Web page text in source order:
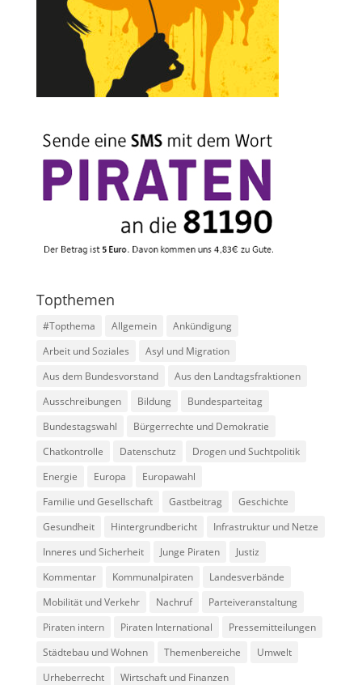
Topthemen
#Topthema Allgemein
Ankündigung
Arbeit und Soziales
Asyl und Migration
Aus dem Bundesvorstand
Aus den Landtagsfraktionen
Ausschreibungen
Bildung
Bundesparteitag
Bundestagswahl
Bürgerrechte und Demokratie
Chatkontrolle
Datenschutz
Drogen und Suchtpolitik
Energie
Europa
Europawahl
Familie und Gesellschaft
Gastbeitrag
Geschichte
Gesundheit
Hintergrundbericht
Infrastruktur und Netze
Inneres und Sicherheit
Junge Piraten
Justiz
Kommentar
Kommunalpiraten
Landesverbände
Mobilität und Verkehr
Nachruf
Parteiveranstaltung
Piraten intern
Piraten International
Pressemitteilungen
Städtebau und Wohnen
Themenbereiche
Umwelt
Urheberrecht
Wirtschaft und Finanzen